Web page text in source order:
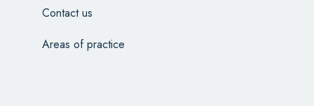
Contact us
Areas of practice